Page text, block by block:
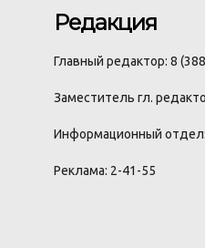
Редакция
Главный редактор: 8
Заместитель гл.
Информационный
Реклама: 2-41-55